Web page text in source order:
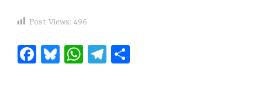
Post Views: 496
Fa Bl W Te